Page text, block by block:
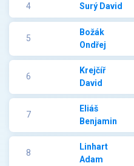
4 Surý David
5
Božák
Ondřej
6
Krejčíř
David
7
Eliáš
Benjamin
8
Linhart
Adam